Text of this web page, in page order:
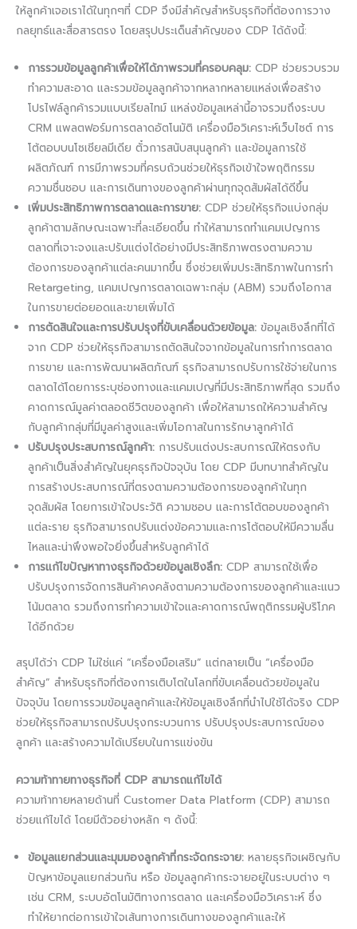
ให้ลูกค้าเจอเราได้ในทุกๆที่ CDP จึงมีสำคัญสำหรับธุรกิจที่ต้องการวาง
กลยุทธ์และสื่อสารตรง โดยสรุปประเด็นสำคัญของ CDP ได้ดังนี้:
การรวมข้อมูลลูกค้าเพื่อให้ได้ภาพรวมที่ครอบคลุม: CDP ช่วยรวบรวม
ทำความสะอาด และรวมข้อมูลลูกค้าจากหลากหลายแหล่งเพื่อสร้าง
โปรไฟล์ลูกค้ารวมแบบเรียลไทม์ แหล่งข้อมูลเหล่านี้อาจรวมถึงระบบ
CRM แพลตฟอร์มการตลาดอัตโนมัติ เครื่องมือวิเคราะห์เว็บไซต์ การ
โต้ตอบบนโซเชียลมีเดีย ตั๋วการสนับสนุนลูกค้า และข้อมูลการใช้
ผลิตภัณฑ์ การมีภาพรวมที่ครบถ้วนช่วยให้ธุรกิจเข้าใจพฤติกรรม
ความชื่นชอบ และการเดินทางของลูกค้าผ่านทุกจุดสัมผัสได้ดีขึ้น
เพิ่มประสิทธิภาพการตลาดและการขาย: CDP ช่วยให้ธุรกิจแบ่งกลุ่ม
ลูกค้าตามลักษณะเฉพาะที่ละเอียดขึ้น ทำให้สามารถทำแคมเปญการ
ตลาดที่เจาะจงและปรับแต่งได้อย่างมีประสิทธิภาพตรงตามความ
ต้องการของลูกค้าแต่ละคนมากขึ้น ซึ่งช่วยเพิ่มประสิทธิภาพในการทำ
Retargeting, แคมเปญการตลาดเฉพาะกลุ่ม (ABM) รวมถึงโอกาส
ในการขายต่อยอดและขายเพิ่มได้
การตัดสินใจและการปรับปรุงที่ขับเคลื่อนด้วยข้อมูล: ข้อมูลเชิงลึกที่ได้
จาก CDP ช่วยให้ธุรกิจสามารถตัดสินใจจากข้อมูลในการทำการตลาด
การขาย และการพัฒนาผลิตภัณฑ์ ธุรกิจสามารถปรับการใช้จ่ายในการ
ตลาดได้โดยการระบุช่องทางและแคมเปญที่มีประสิทธิภาพที่สุด รวมถึง
คาดการณ์มูลค่าตลอดชีวิตของลูกค้า เพื่อให้สามารถให้ความสำคัญ
กับลูกค้ากลุ่มที่มีมูลค่าสูงและเพิ่มโอกาสในการรักษาลูกค้าได้
ปรับปรุงประสบการณ์ลูกค้า: การปรับแต่งประสบการณ์ให้ตรงกับ
ลูกค้าเป็นสิ่งสำคัญในยุคธุรกิจปัจจุบัน โดย CDP มีบทบาทสำคัญใน
การสร้างประสบการณ์ที่ตรงตามความต้องการของลูกค้าในทุก
จุดสัมผัส โดยการเข้าใจประวัติ ความชอบ และการโต้ตอบของลูกค้า
แต่ละราย ธุรกิจสามารถปรับแต่งข้อความและการโต้ตอบให้มีความลื่น
ไหลและน่าพึงพอใจยิ่งขึ้นสำหรับลูกค้าได้
การแก้ไขปัญหาทางธุรกิจด้วยข้อมูลเชิงลึก: CDP สามารถใช้เพื่อ
ปรับปรุงการจัดการสินค้าคงคลังตามความต้องการของลูกค้าและแนว
โน้มตลาด รวมถึงการทำความเข้าใจและคาดการณ์พฤติกรรมผู้บริโภค
ได้อีกด้วย
สรุปได้ว่า CDP ไม่ใช่แค่ “เครื่องมือเสริม” แต่กลายเป็น “เครื่องมือ
สำคัญ” สำหรับธุรกิจที่ต้องการเติบโตในโลกที่ขับเคลื่อนด้วยข้อมูลใน
ปัจจุบัน โดยการรวมข้อมูลลูกค้าและให้ข้อมูลเชิงลึกที่นำไปใช้ได้จริง CDP
ช่วยให้ธุรกิจสามารถปรับปรุงกระบวนการ ปรับปรุงประสบการณ์ของ
ลูกค้า และสร้างความได้เปรียบในการแข่งขัน
ความท้าทายทางธุรกิจที่ CDP สามารถแก้ไขได้
ความท้าทายหลายด้านที่ Customer Data Platform (CDP) สามารถ
ช่วยแก้ไขได้ โดยมีตัวอย่างหลัก ๆ ดังนี้:
ข้อมูลแยกส่วนและมุมมองลูกค้าที่กระจัดกระจาย: หลายธุรกิจเผชิญกับ
ปัญหาข้อมูลแยกส่วนกัน หรือ ข้อมูลลูกค้ากระจายอยู่ในระบบต่าง ๆ
เช่น CRM, ระบบอัตโนมัติทางการตลาด และเครื่องมือวิเคราะห์ ซึ่ง
ทำให้ยากต่อการเข้าใจเส้นทางการเดินทางของลูกค้าและให้